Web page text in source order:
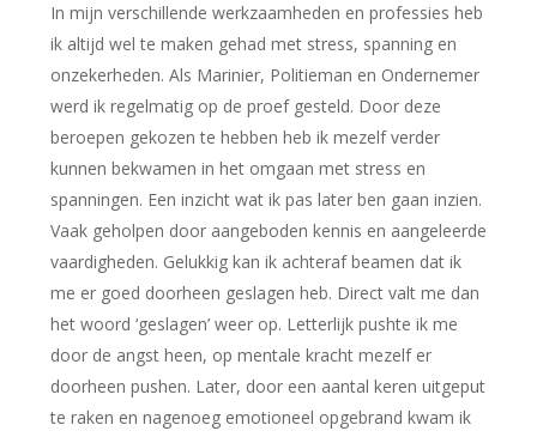
In mijn verschillende werkzaamheden en professies heb
ik altijd wel te maken gehad met stress, spanning en
onzekerheden. Als Marinier, Politieman en Ondernemer
werd ik regelmatig op de proef gesteld. Door deze
beroepen gekozen te hebben heb ik mezelf verder
kunnen bekwamen in het omgaan met stress en
spanningen. Een inzicht wat ik pas later ben gaan inzien.
Vaak geholpen door aangeboden kennis en aangeleerde
vaardigheden. Gelukkig kan ik achteraf beamen dat ik
me er goed doorheen geslagen heb. Direct valt me dan
het woord ‘geslagen’ weer op. Letterlijk pushte ik me
door de angst heen, op mentale kracht mezelf er
doorheen pushen. Later, door een aantal keren uitgeput
te raken en nagenoeg emotioneel opgebrand kwam ik